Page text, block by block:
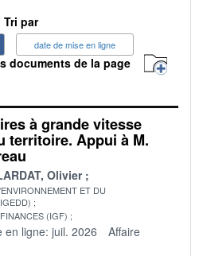
Tri par
date de mise en ligne
documents de la page
à grande vitesse
territoire. Appui à M.
Olivier
ET DU
(IGF)
en ligne: juil. 2026
Affaire